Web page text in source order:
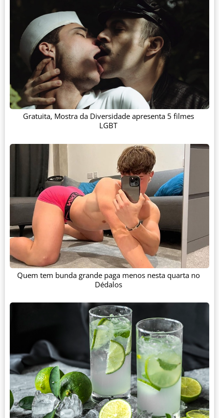
Gratuita, Mostra da Diversidade apresenta 5 filmes
LGBT
Quem tem bunda grande paga menos nesta quarta no
Dédalos